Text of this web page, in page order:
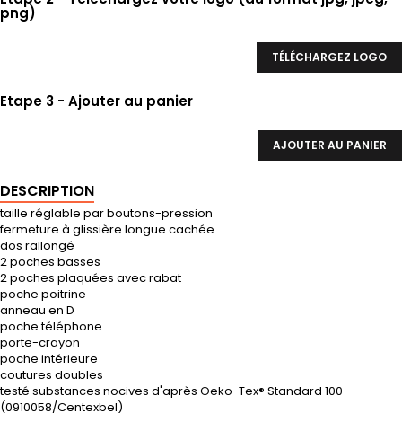
png)
TÉLÉCHARGEZ LOGO
Etape 3 - Ajouter au panier
AJOUTER AU PANIER
DESCRIPTION
taille réglable par boutons-pression
fermeture à glissière longue cachée
dos rallongé
2 poches basses
2 poches plaquées avec rabat
poche poitrine
anneau en D
poche téléphone
porte-crayon
poche intérieure
coutures doubles
testé substances nocives d'après Oeko-Tex® Standard 100
(0910058/Centexbel)